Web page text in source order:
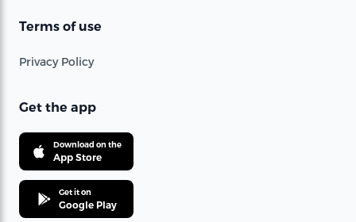
Terms of use
Privacy Policy
Get the app
Download on the
App Store
Get it on
Google Play